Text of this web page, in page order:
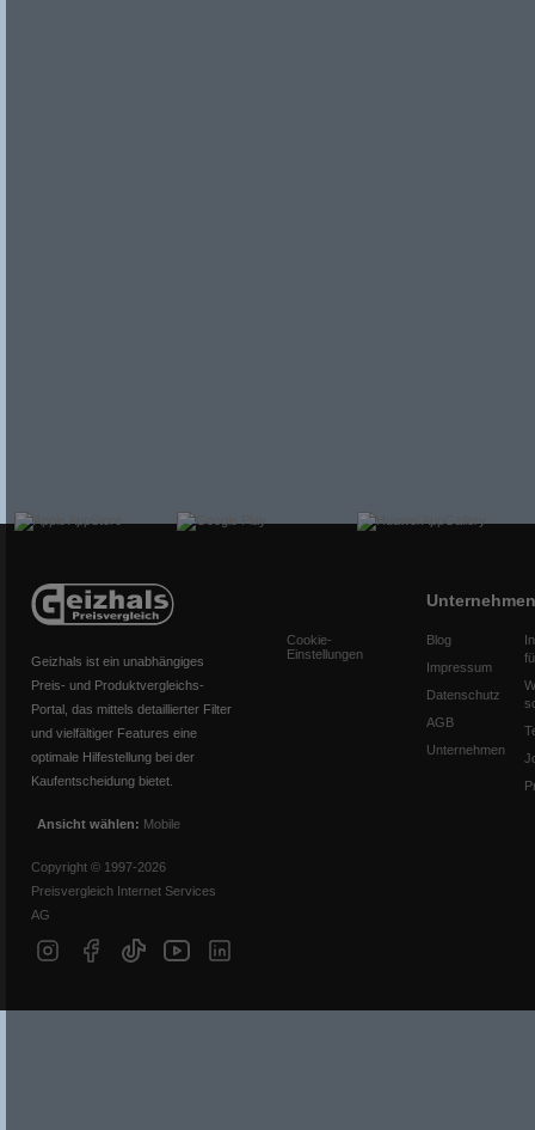
Geizhals ist ein unabhängiges
Preis- und Produktvergleichs-
Portal, das mittels detaillierter Filter
und vielfältiger Features eine
optimale Hilfestellung bei der
Kaufentscheidung bietet.
Ansicht wählen: Mobile
Copyright © 1997-2026
Preisvergleich Internet Services
AG
Cookie-
Einstellungen
Unternehmen
Blog
Impressum
Datenschutz
AGB
Unternehmen